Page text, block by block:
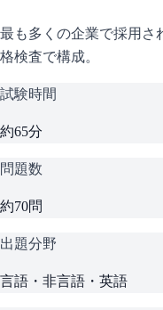
最も多くの企業で採用さ
格検査で構成。
試験時間
約65分
問題数
約70問
出題分野
言語・非言語・英語